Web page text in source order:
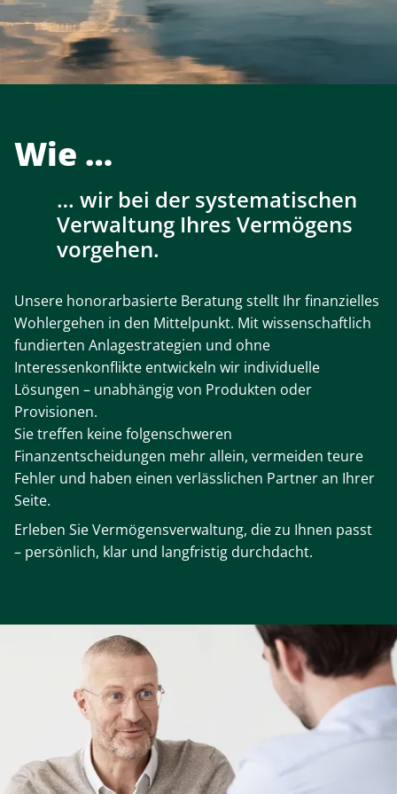
Wie
wir bei der systematischen
Verwaltung Ihres Vermögens
vorgehen.
Unsere honorarbasierte Beratung stellt Ihr finanzielles
Wohlergehen in den Mittelpunkt. Mit wissenschaftlich
fundierten Anlagestrategien und ohne
Interessenkonflikte entwickeln wir individuelle
Lösungen – unabhängig von Produkten oder
Provisionen.
Sie treffen keine folgenschweren
Finanzentscheidungen mehr allein, vermeiden teure
Fehler und haben einen verlässlichen Partner an Ihrer
Seite.
Erleben Sie Vermögensverwaltung, die zu Ihnen passt
– persönlich, klar und langfristig durchdacht.